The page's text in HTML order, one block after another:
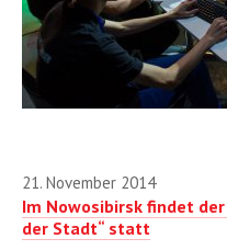
21. November 2014
Im Nowosibirsk findet
der Stadt“ statt